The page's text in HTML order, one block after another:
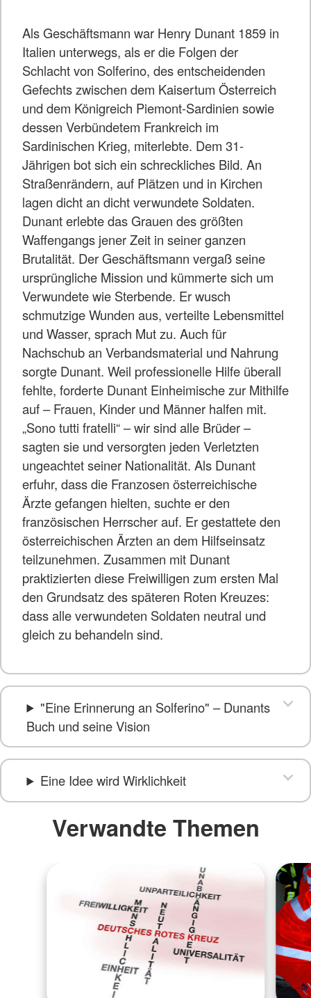
Als Geschäftsmann war Henry Dunant 1859 in
Italien unterwegs, als er die Folgen der
Schlacht von Solferino, des entscheidenden
Gefechts zwischen dem Kaisertum Österreich
und dem Königreich Piemont-Sardinien sowie
dessen Verbündetem Frankreich im
Sardinischen Krieg, miterlebte. Dem 31-
Jährigen bot sich ein schreckliches Bild. An
Straßenrändern, auf Plätzen und in Kirchen
lagen dicht an dicht verwundete Soldaten.
Dunant erlebte das Grauen des größten
Waffengangs jener Zeit in seiner ganzen
Brutalität. Der Geschäftsmann vergaß seine
ursprüngliche Mission und kümmerte sich um
Verwundete wie Sterbende. Er wusch
schmutzige Wunden aus, verteilte Lebensmittel
und Wasser, sprach Mut zu. Auch für
Nachschub an Verbandsmaterial und Nahrung
sorgte Dunant. Weil professionelle Hilfe überall
fehlte, forderte Dunant Einheimische zur Mithilfe
auf – Frauen, Kinder und Männer halfen mit.
„Sono tutti fratelli“ – wir sind alle Brüder –
sagten sie und versorgten jeden Verletzten
ungeachtet seiner Nationalität. Als Dunant
erfuhr, dass die Franzosen österreichische
Ärzte gefangen hielten, suchte er den
französischen Herrscher auf. Er gestattete den
österreichischen Ärzten an dem Hilfseinsatz
teilzunehmen. Zusammen mit Dunant
praktizierten diese Freiwilligen zum ersten Mal
den Grundsatz des späteren Roten Kreuzes:
dass alle verwundeten Soldaten neutral und
gleich zu behandeln sind.
"Eine Erinnerung an Solferino" – Dunants
Buch und seine Vision
Eine Idee wird Wirklichkeit
Verwandte Themen